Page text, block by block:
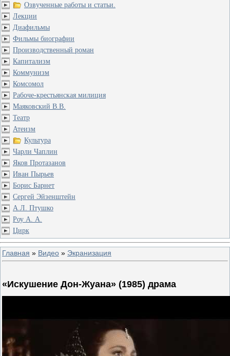
Озвученные работы и статьи.
Лекции
Диафильмы
Фильмы биографии
Производственный роман
Капитализм
Коммунизм
Комсомол
Рабоче-крестьянская милиция
Маяковский В.В.
Театр
Атеизм
Культура
Чарли Чаплин
Яков Протазанов
Иван Пырьев
Борис Барнет
Сергей Эйзенштейн
А.Л. Птушко
Роу А. А.
Цирк
Главная » Видео » Экранизация
«Искушение Дон-Жуана» (1985) драма